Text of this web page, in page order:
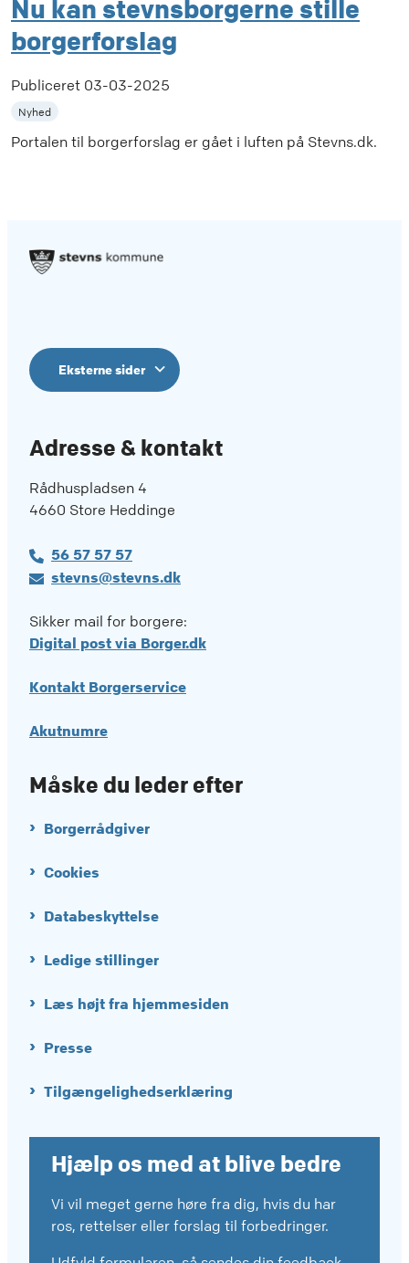
Nu kan stevnsborgerne stille
borgerforslag
Publiceret 03-03-2025
Nyhed
Portalen til borgerforslag er gået i luften på Stevns.dk.
Eksterne sider
Adresse & kontakt
Rådhuspladsen 4
4660 Store Heddinge
56 57 57 57
stevns@stevns.dk
Sikker mail for borgere:
Digital post via Borger.dk
Kontakt Borgerservice
Akutnumre
Måske du leder efter
Borgerrådgiver
Cookies
Databeskyttelse
Ledige stillinger
Læs højt fra hjemmesiden
Presse
Tilgængelighedserklæring
Hjælp os med at blive bedre
Vi vil meget gerne høre fra dig, hvis du har
ros, rettelser eller forslag til forbedringer.